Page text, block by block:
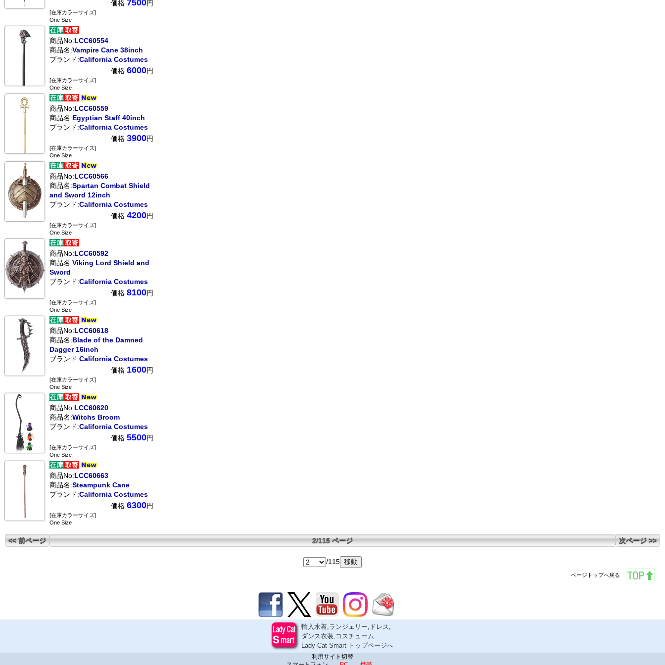
価格 7500円
[在庫カラーサイズ]
One Size
商品No:LCC60554
商品名:Vampire Cane 38inch
ブランド:California Costumes
価格 6000円
[在庫カラーサイズ]
One Size
商品No:LCC60559
商品名:Egyptian Staff 40inch
ブランド:California Costumes
価格 3900円
[在庫カラーサイズ]
One Size
商品No:LCC60566
商品名:Spartan Combat Shield
and Sword 12inch
ブランド:California Costumes
価格 4200円
[在庫カラーサイズ]
One Size
商品No:LCC60592
商品名:Viking Lord Shield and
Sword
ブランド:California Costumes
価格 8100円
[在庫カラーサイズ]
One Size
商品No:LCC60618
商品名:Blade of the Damned
Dagger 16inch
ブランド:California Costumes
価格 1600円
[在庫カラーサイズ]
One Size
商品No:LCC60620
商品名:Witchs Broom
ブランド:California Costumes
価格 5500円
[在庫カラーサイズ]
One Size
商品No:LCC60663
商品名:Steampunk Cane
ブランド:California Costumes
価格 6300円
[在庫カラーサイズ]
One Size
<< 前ページ 2/115 ページ 次ページ >>
/115
ページトップへ戻る
輸入水着,ランジェリー,ドレス,
ダンス衣装,コスチューム
Lady Cat Smart トップページへ
利用サイト切替